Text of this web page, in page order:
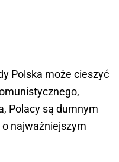
Polska może cieszyć
Polacy są dumnym
najważniejszym